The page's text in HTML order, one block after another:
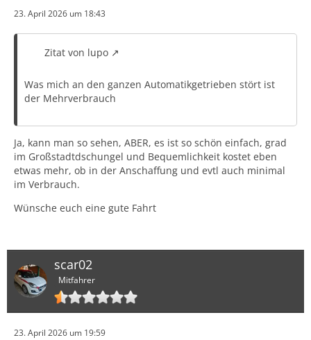
23. April 2026 um 18:43
Zitat von lupo
Was mich an den ganzen Automatikgetrieben stört ist
der Mehrverbrauch
Ja, kann man so sehen, ABER, es ist so schön einfach, grad
im Großstadtdschungel und Bequemlichkeit kostet eben
etwas mehr, ob in der Anschaffung und evtl auch minimal
im Verbrauch.
Wünsche euch eine gute Fahrt
scar02
Mitfahrer
23. April 2026 um 19:59